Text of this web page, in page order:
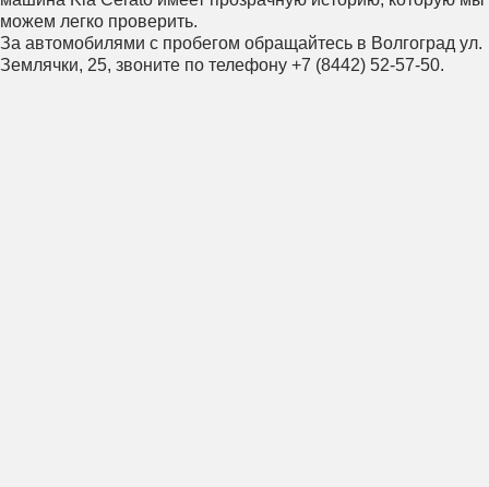
можем легко проверить.
За автомобилями с пробегом обращайтесь в Волгоград ул.
Землячки, 25, звоните по телефону +7 (8442) 52-57-50.